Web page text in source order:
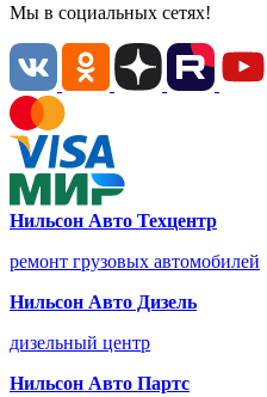
Мы в социальных сетях!
Нильсон Авто Техцентр
ремонт грузовых автомобилей
Нильсон Авто Дизель
дизельный центр
Нильсон Авто Партс